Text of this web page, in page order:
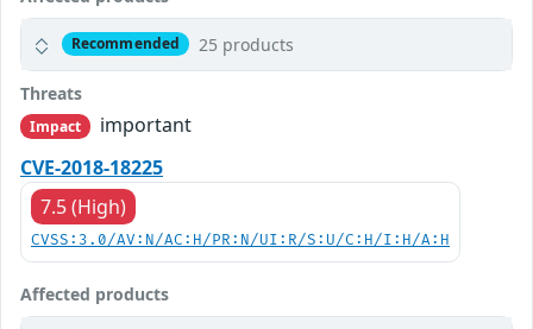
Recommended 25 products
Threats
Impact
important
CVE-2018-18225
7.5 (High)
CVSS:3.0/AV:N/AC:H/PR:N/UI:R/S:U/C:H/I:H/A:H
Affected products